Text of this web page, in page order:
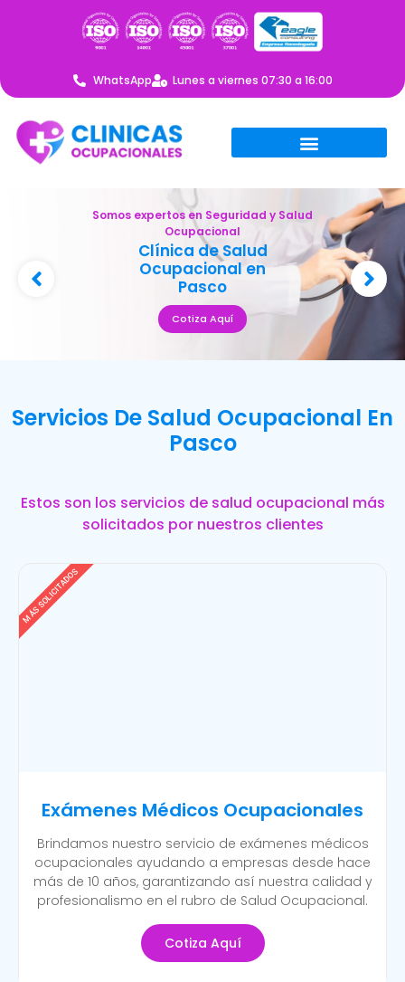
WhatsApp Lunes a viernes 07:30 a 16:00
Somos expertos en Seguridad y Salud
Ocupacional
Clínica de Salud
Ocupacional en
Pasco
Cotiza Aquí
Servicios De Salud Ocupacional En
Pasco
Estos son los servicios de salud ocupacional más
solicitados por nuestros clientes
Exámenes Médicos Ocupacionales
Brindamos nuestro servicio de exámenes médicos
ocupacionales ayudando a empresas desde hace
más de 10 años, garantizando así nuestra calidad y
profesionalismo en el rubro de Salud Ocupacional.
Cotiza Aquí
MÁS SOLICITADOS